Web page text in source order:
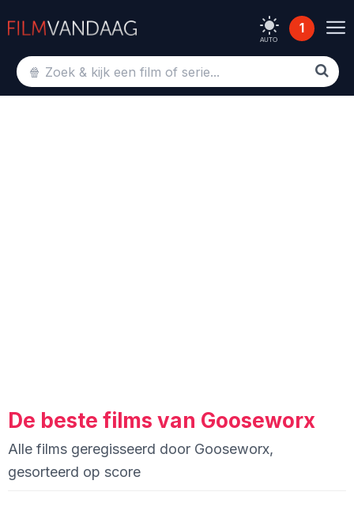
AUTO
1
De beste films van Gooseworx
Alle films geregisseerd door Gooseworx,
gesorteerd op score